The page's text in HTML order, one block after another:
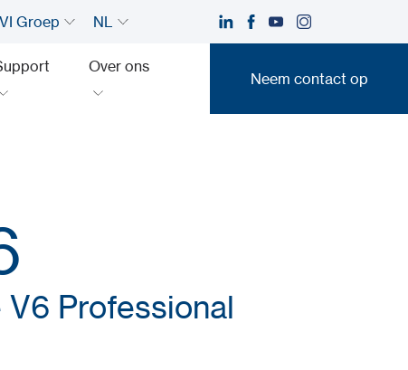
Groep NL
Over ons
Neem contact op
Professional